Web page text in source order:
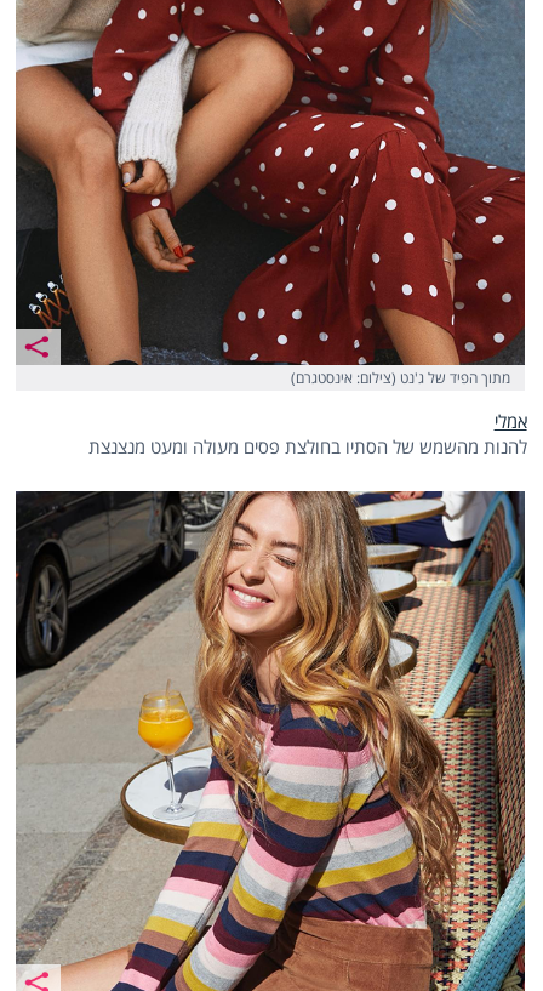
מתוך הפיד של ג'נט (צילום: אינסטגרם)
אמלי
להנות מהשמש של הסתיו בחולצת פסים מעולה ומעט מנצנצת